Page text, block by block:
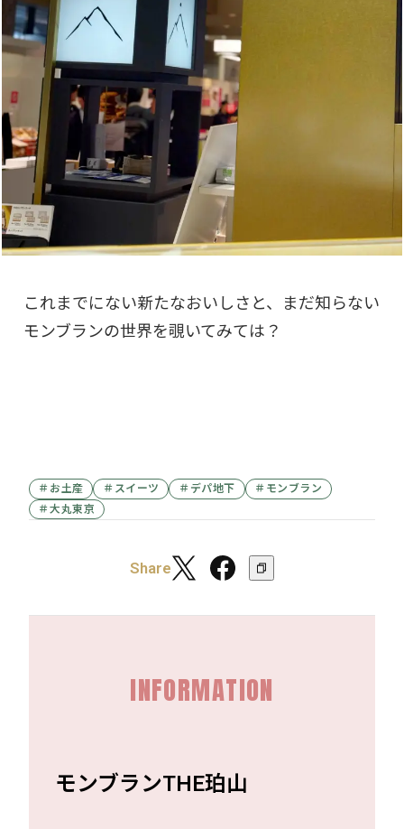
これまでにない新たなおいしさと、まだ知らない
モンブランの世界を覗いてみては？
＃お土産 ＃スイーツ ＃デパ地下
＃モンブラン
＃大丸東京
Share
INFORMATION
モンブランTHE珀山